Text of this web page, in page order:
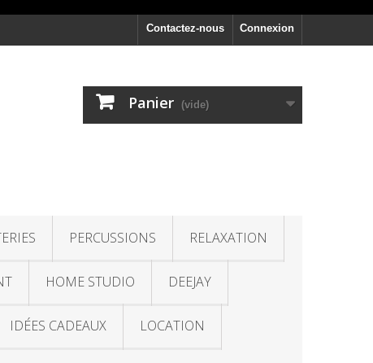
Connexion
Contactez-nous
Panier (vide)
PERCUSSIONS RELAXATION
HOME STUDIO DEEJAY
IDÉES CADEAUX LOCATION